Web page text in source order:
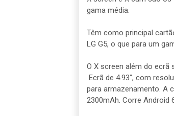
gama média.
Têm como principal
LG G5, o que para um
O X screen além do ecrã
Ecrã de 4.93", com
para armazenamento. A
2300mAh. Corre Android